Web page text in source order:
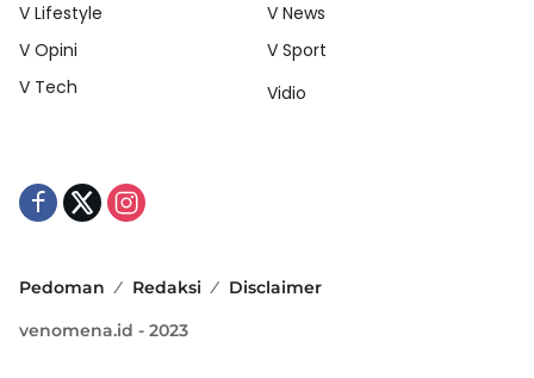
V Lifestyle
V News
V Opini
V Sport
V Tech
Vidio
Pedoman Redaksi
Disclaimer
venomena.id - 2023